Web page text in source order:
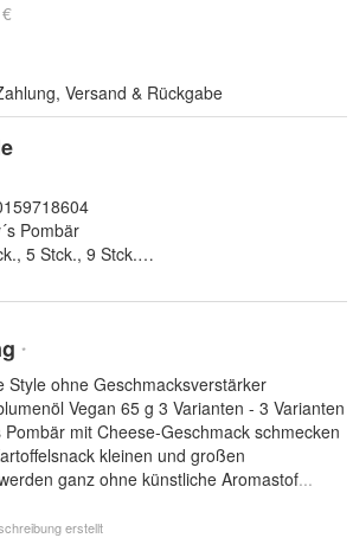
Versand & Rückgabe
Pombär
*
Style ohne Geschmacksverstärker
Vegan 65 g 3 Varianten - 3 Varianten
mit Cheese-Geschmack schmecken
kleinen und großen
ganz ohne künstliche Aromastof...
erstellt